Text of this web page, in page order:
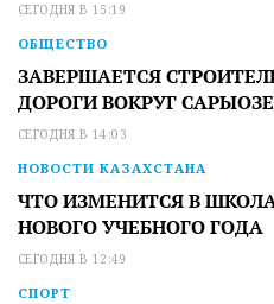
СЕГОДНЯ В 15:19
ОБЩЕСТВО
ЗАВЕРШАЕТСЯ
ДОРОГИ ВОКРУГ
СЕГОДНЯ В 14:03
НОВОСТИ КАЗАХСТАНА
ЧТО ИЗМЕНИТСЯ В
НОВОГО УЧЕБНОГО ГОДА
СЕГОДНЯ В 12:49
СПОРТ